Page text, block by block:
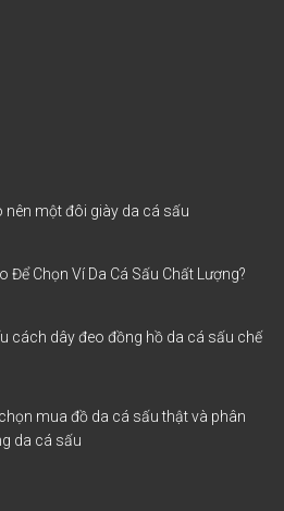
nên một đôi giày da cá sấu
Để Chọn Ví Da Cá Sấu Chất Lượng?
cách dây đeo đồng hồ da cá sấu chế
mua đồ da cá sấu thật và phân
da cá sấu